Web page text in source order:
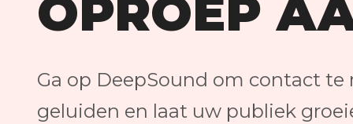
OPROEP
Ga op DeepSound om contact
geluiden en laat uw publiek